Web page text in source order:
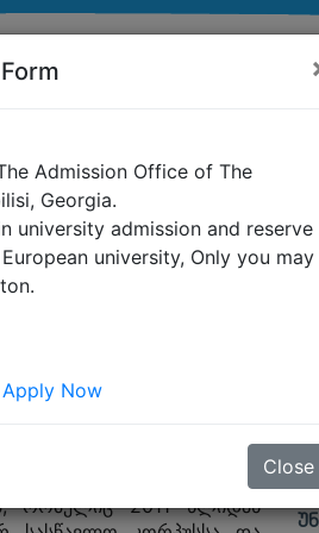
+(995) 555 72
ᲙᲕᲚᲔᲕᲘᲗᲘ
ᲡᲐᲛᲔᲪᲜᲘᲔᲠᲝ-ᲙᲕᲚᲔᲕᲘᲗᲘ
ᲘᲜᲡᲢᲘᲢᲣᲢᲘ
ᲙᲕᲚᲔᲕᲘᲡ
ᲟᲐᲜ ᲛᲝᲜᲔᲡ
და განვითარებაზე
რომელიც 2011 წლიდან
Admission Office of The
Georgia.
university admission and reserve
university, Only you may
Apply Now
Close